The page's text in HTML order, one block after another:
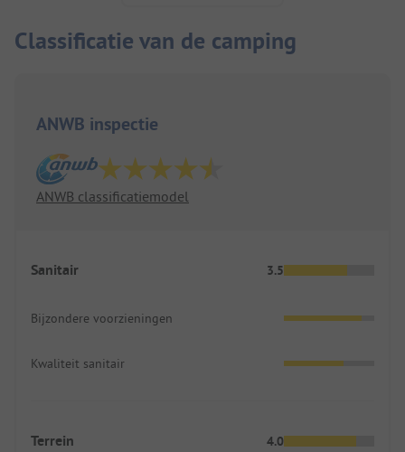
Classificatie van de camping
ANWB inspectie
ANWB classificatiemodel
Sanitair 3.5
Bijzondere voorzieningen
Kwaliteit sanitair
Terrein 4.0